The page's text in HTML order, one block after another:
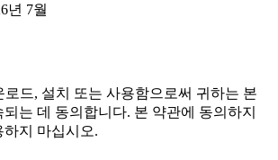
년 7월
로드, 설치 또는 사용함으로써 귀하는 본
는 데 동의합니다. 본 약관에 동의하지
지 마십시오.